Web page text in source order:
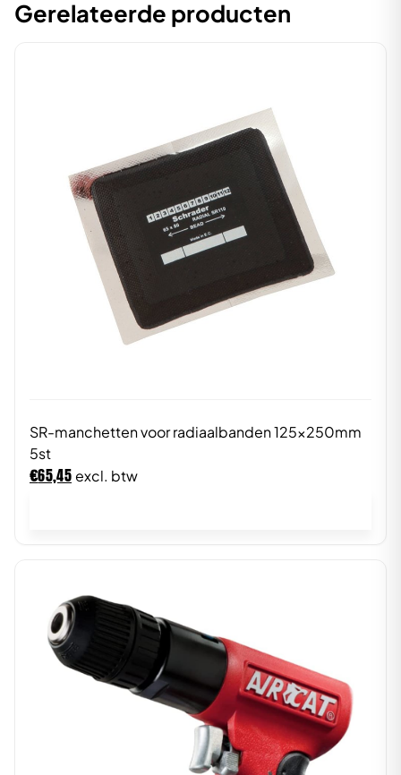
Gerelateerde producten
SR-manchetten voor radiaalbanden 125x250mm
5st
€65,45 excl. btw